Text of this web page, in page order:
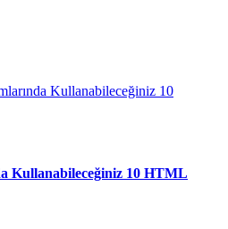
Kullanabileceğiniz 10 HTML